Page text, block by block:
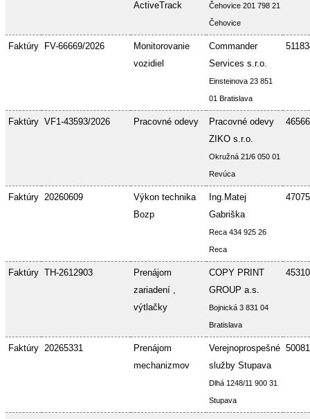
ActiveTrack
Čehovice 201 798 21
Čehovice
Faktúry FV-66669/2026
Monitorovanie
vozidiel
Commander
Services s.r.o.
Einsteinova 23 851
01 Bratislava
Faktúry VF1-43593/2026 Pracovné odevy
Pracovné odevy
ZIKO s.r.o.
Okružná 21/6 050 01
Revúca
Faktúry 20260609
Výkon technika
Bozp
Ing.Matej
Gabriška
Reca 434 925 26
Reca
Faktúry TH-2612903
Prenájom
zariadení ,
výtlačky
COPY PRINT
GROUP a.s.
Bojnická 3 831 04
Bratislava
Faktúry 20265331
Prenájom
mechanizmov
Verejnoprospešné
služby Stupava
Dlhá 1248/11 900 31
Stupava